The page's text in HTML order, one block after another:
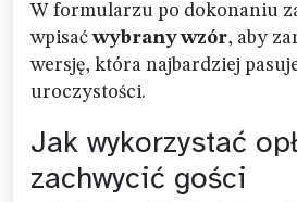
W formularzu po dokonaniu
wpisaćwybrany wzór, aby
wersję, która najbardziej
uroczystości.
Jak wykorzystać
zachwycić gości